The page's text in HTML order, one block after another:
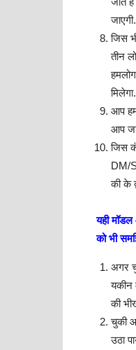
जिस
तीन
मिलेगा.
आप
आप
जिस
DM/
की के
यही
को भी
अगर
यकीन
की
चुकी
उठा